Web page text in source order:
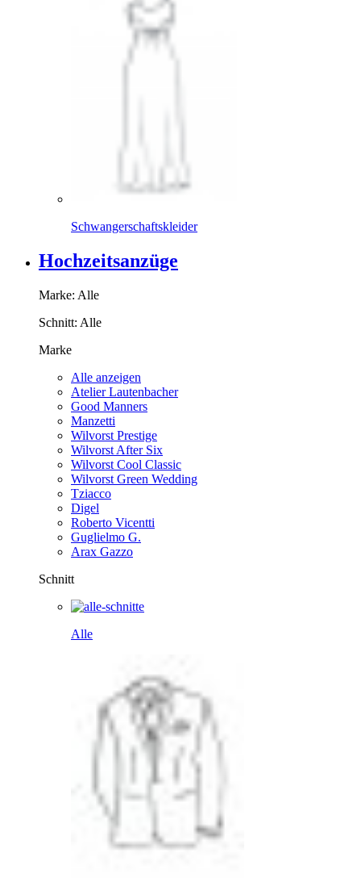
Schwangerschaftskleider
Hochzeitsanzüge
Marke: Alle
Schnitt: Alle
Marke
Alle anzeigen
Atelier Lautenbacher
Good Manners
Manzetti
Wilvorst Prestige
Wilvorst After Six
Wilvorst Cool Classic
Wilvorst Green Wedding
Tziacco
Digel
Roberto Vicentti
Guglielmo G.
Arax Gazzo
Schnitt
Alle